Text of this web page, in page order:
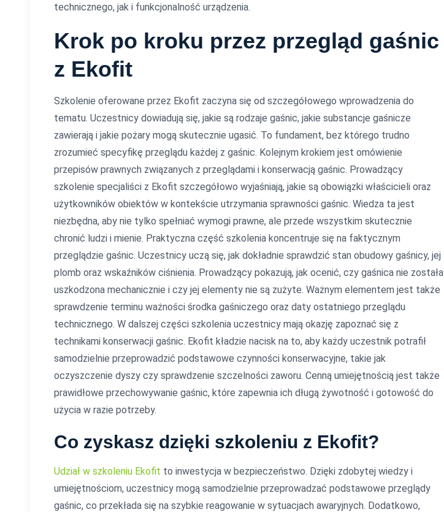
technicznego, jak i funkcjonalność urządzenia.
Krok po kroku przez przegląd gaśnic
z Ekofit
Szkolenie oferowane przez Ekofit zaczyna się od szczegółowego wprowadzenia do
tematu. Uczestnicy dowiadują się, jakie są rodzaje gaśnic, jakie substancje gaśnicze
zawierają i jakie pożary mogą skutecznie ugasić. To fundament, bez którego trudno
zrozumieć specyfikę przeglądu każdej z gaśnic. Kolejnym krokiem jest omówienie
przepisów prawnych związanych z przeglądami i konserwacją gaśnic. Prowadzący
szkolenie specjaliści z Ekofit szczegółowo wyjaśniają, jakie są obowiązki właścicieli oraz
użytkowników obiektów w kontekście utrzymania sprawności gaśnic. Wiedza ta jest
niezbędna, aby nie tylko spełniać wymogi prawne, ale przede wszystkim skutecznie
chronić ludzi i mienie. Praktyczna część szkolenia koncentruje się na faktycznym
przeglądzie gaśnic. Uczestnicy uczą się, jak dokładnie sprawdzić stan obudowy gaśnicy, jej
plomb oraz wskaźników ciśnienia. Prowadzący pokazują, jak ocenić, czy gaśnica nie została
uszkodzona mechanicznie i czy jej elementy nie są zużyte. Ważnym elementem jest także
sprawdzenie terminu ważności środka gaśniczego oraz daty ostatniego przeglądu
technicznego. W dalszej części szkolenia uczestnicy mają okazję zapoznać się z
technikami konserwacji gaśnic. Ekofit kładzie nacisk na to, aby każdy uczestnik potrafił
samodzielnie przeprowadzić podstawowe czynności konserwacyjne, takie jak
oczyszczenie dyszy czy sprawdzenie szczelności zaworu. Cenną umiejętnością jest także
prawidłowe przechowywanie gaśnic, które zapewnia ich długą żywotność i gotowość do
użycia w razie potrzeby.
Co zyskasz dzięki szkoleniu z Ekofit?
Udział w szkoleniu Ekofit to inwestycja w bezpieczeństwo. Dzięki zdobytej wiedzy i
umiejętnościom, uczestnicy mogą samodzielnie przeprowadzać podstawowe przeglądy
gaśnic, co przekłada się na szybkie reagowanie w sytuacjach awaryjnych. Dodatkowo,